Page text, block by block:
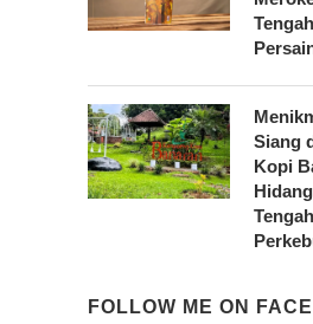
Siang
Kopi
FOLLOW ME ON